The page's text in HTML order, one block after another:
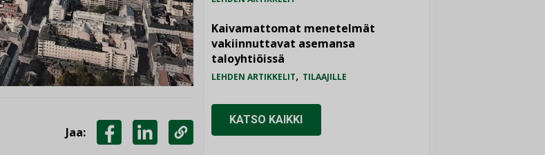
Jaa:
Kaivamattomat menetelmät
vakiinnuttavat asemansa
taloyhtiöissä
LEHDEN ARTIKKELIT, TILAAJILLE
KATSO KAIKKI